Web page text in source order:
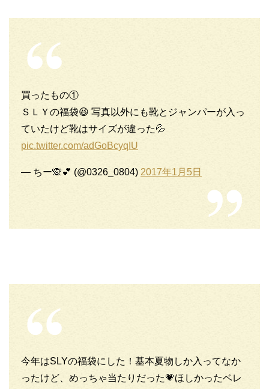
買ったもの①
ＳＬＹの福袋😆 写真以外にも靴とジャンパーが入っ
ていたけど靴はサイズが違った💦
pic.twitter.com/adGoBcyqIU
— ちー🙊💕 (@0326_0804) 2017年1月5日
今年はSLYの福袋にした！基本夏物しか入ってなか
ったけど、めっちゃ当たりだった💗ほしかったベレ